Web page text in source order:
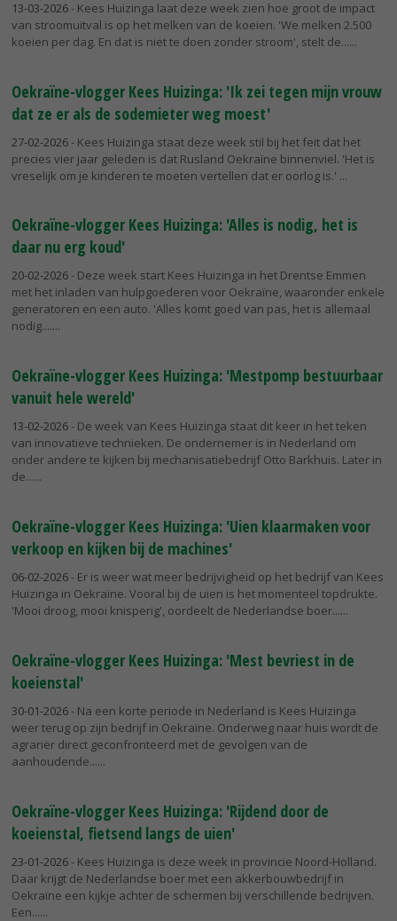
13-03-2026- Kees Huizinga laat deze week zien hoe groot de impact
van stroomuitval is op het melken van de koeien. 'We melken 2.500
koeien per dag. En dat is niet te doen zonder stroom', stelt de...
Oekraïne-vlogger Kees Huizinga: 'Ik zei tegen mijn vrouw
dat ze er als de sodemieter weg moest'
27-02-2026- Kees Huizinga staat deze week stil bij het feit dat het
precies vier jaar geleden is dat Rusland Oekraïne binnenviel. 'Het is
vreselijk om je kinderen te moeten vertellen dat er oorlog is.'
Oekraïne-vlogger Kees Huizinga: 'Alles is nodig, het is
daar nu erg koud'
20-02-2026- Deze week start Kees Huizinga in het Drentse Emmen
met het inladen van hulpgoederen voor Oekraïne, waaronder enkele
generatoren en een auto. 'Alles komt goed van pas, het is allemaal
nodig....
Oekraïne-vlogger Kees Huizinga: 'Mestpomp bestuurbaar
vanuit hele wereld'
13-02-2026- De week van Kees Huizinga staat dit keer in het teken
van innovatieve technieken. De ondernemer is in Nederland om
onder andere te kijken bij mechanisatiebedrijf Otto Barkhuis. Later in
de...
Oekraïne-vlogger Kees Huizinga: 'Uien klaarmaken voor
verkoop en kijken bij de machines'
06-02-2026- Er is weer wat meer bedrijvigheid op het bedrijf van Kees
Huizinga in Oekraïne. Vooral bij de uien is het momenteel topdrukte.
'Mooi droog, mooi knisperig', oordeelt de Nederlandse boer...
Oekraïne-vlogger Kees Huizinga: 'Mest bevriest in de
koeienstal'
30-01-2026- Na een korte periode in Nederland is Kees Huizinga
weer terug op zijn bedrijf in Oekraïne. Onderweg naar huis wordt de
agrariër direct geconfronteerd met de gevolgen van de
aanhoudende...
Oekraïne-vlogger Kees Huizinga: 'Rijdend door de
koeienstal, fietsend langs de uien'
23-01-2026- Kees Huizinga is deze week in provincie Noord-Holland.
Daar krijgt de Nederlandse boer met een akkerbouwbedrijf in
Oekraïne een kijkje achter de schermen bij verschillende bedrijven.
Een...